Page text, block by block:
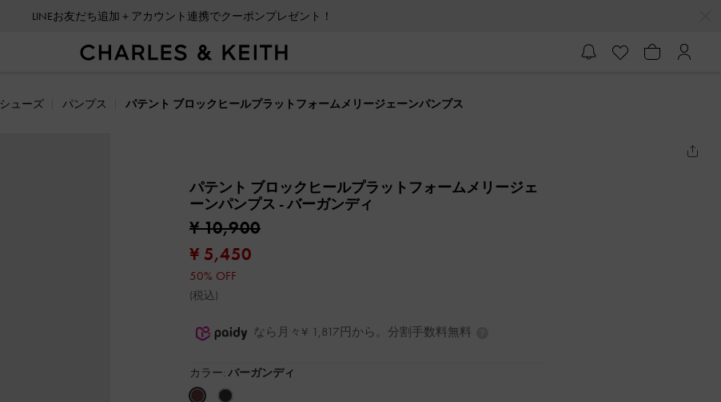
LINEお友だち追加＋アカウント連携でクーポンプレゼント！
シューズ パンプス パテント ブロックヒールプラットフォームメリージェーンパンプス
パテント ブロックヒールプラットフォームメリージェ
ーンパンプス - バーガンディ
¥ 10,900
¥ 5,450
50% OFF
(税込)
なら月々¥ 1,817円から。分割手数料無料
カラー: バーガンディ